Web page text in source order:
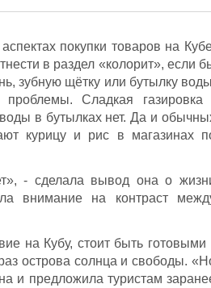
покупки товаров на
в раздел «колорит», если
зубную щётку или бутылку
Сладкая газировка
в бутылках нет. Да и
курицу и рис в магазинах
- сделала вывод она о
внимание на контраст
на Кубу, стоит быть готовыми
острова солнца и свободы.
и предложила туристам